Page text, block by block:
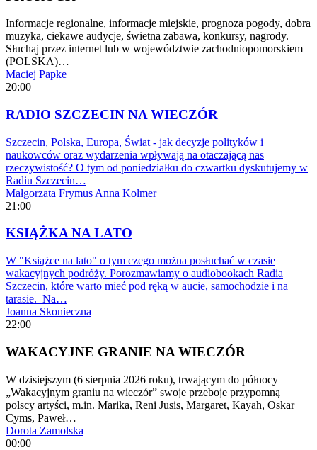
Informacje regionalne, informacje miejskie, prognoza pogody, dobra
muzyka, ciekawe audycje, świetna zabawa, konkursy, nagrody.
Słuchaj przez internet lub w województwie zachodniopomorskiem
(POLSKA)…
Maciej Papke
20:00
RADIO SZCZECIN NA WIECZÓR
Szczecin, Polska, Europa, Świat - jak decyzje polityków i
naukowców oraz wydarzenia wpływają na otaczającą nas
rzeczywistość? O tym od poniedziałku do czwartku dyskutujemy w
Radiu Szczecin…
Małgorzata Frymus Anna Kolmer
21:00
KSIĄŻKA NA LATO
W "Książce na lato" o tym czego można posłuchać w czasie
wakacyjnych podróży. Porozmawiamy o audiobookach Radia
Szczecin, które warto mieć pod ręką w aucie, samochodzie i na
tarasie. Na…
Joanna Skonieczna
22:00
WAKACYJNE GRANIE NA WIECZÓR
W dzisiejszym (6 sierpnia 2026 roku), trwającym do północy
„Wakacyjnym graniu na wieczór” swoje przeboje przypomną
polscy artyści, m.in. Marika, Reni Jusis, Margaret, Kayah, Oskar
Cyms, Paweł…
Dorota Zamolska
00:00